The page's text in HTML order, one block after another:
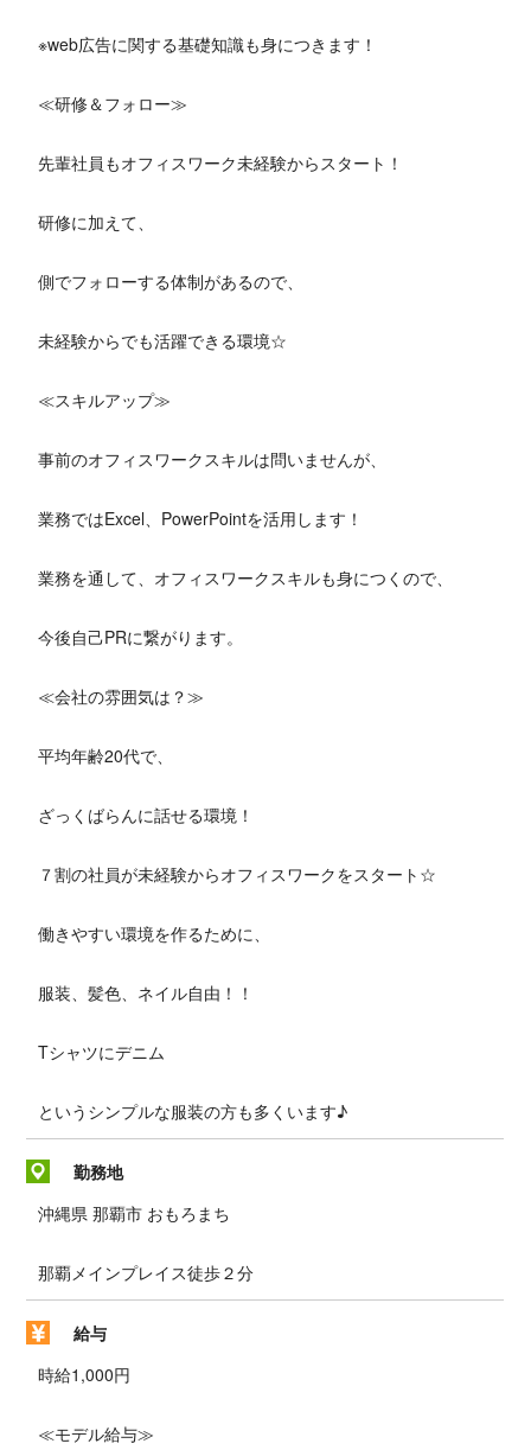
※web広告に関する基礎知識も身につきます！
≪研修＆フォロー≫
先輩社員もオフィスワーク未経験からスタート！
研修に加えて、
側でフォローする体制があるので、
未経験からでも活躍できる環境☆
≪スキルアップ≫
事前のオフィスワークスキルは問いませんが、
業務ではExcel、PowerPointを活用します！
業務を通して、オフィスワークスキルも身につくので、
今後自己PRに繋がります。
≪会社の雰囲気は？≫
平均年齢20代で、
ざっくばらんに話せる環境！
７割の社員が未経験からオフィスワークをスタート☆
働きやすい環境を作るために、
服装、髪色、ネイル自由！！
Tシャツにデニム
というシンプルな服装の方も多くいます♪
勤務地
沖縄県 那覇市 おもろまち
那覇メインプレイス徒歩２分
給与
時給1,000円
≪モデル給与≫